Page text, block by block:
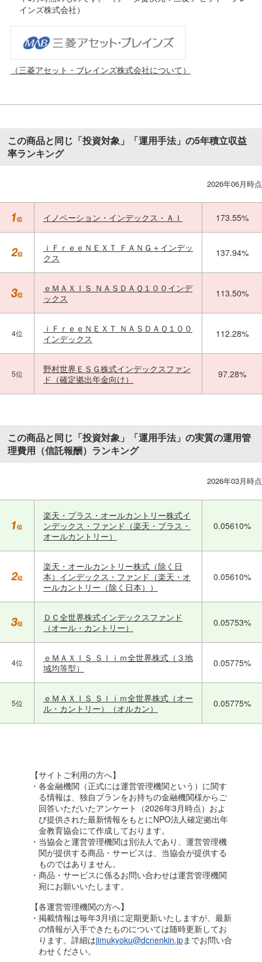
インズ株式会社）
（三菱アセット・ブレインズ株式会社について）
この商品と同じ「投資対象」「運用手法」の5年積立収益
率ランキング
2026年06月時点
イノベーション・インデックス・ＡＩ 173.55%
ｉＦｒｅｅＮＥＸＴ ＦＡＮＧ＋インデッ
クス
137.94%
ｅＭＡＸＩＳ ＮＡＳＤＡＱ１００インデ
ックス
113.50%
4位
ｉＦｒｅｅＮＥＸＴ ＮＡＳＤＡＱ１００
インデックス
112.28%
5位
野村世界ＥＳＧ株式インデックスファン
ド（確定拠出年金向け）
97.28%
この商品と同じ「投資対象」「運用手法」の実質の運用管
理費用（信託報酬）ランキング
2026年03月時点
楽天・プラス・オールカントリー株式イ
ンデックス・ファンド（楽天・プラス・
オールカントリー）
0.05610%
楽天・オールカントリー株式（除く日
本）インデックス・ファンド（楽天・オ
ールカントリー（除く日本））
0.05610%
ＤＣ全世界株式インデックスファンド
（オール・カントリー）
0.05753%
4位
ｅＭＡＸＩＳ Ｓｌｉｍ全世界株式（３地
域均等型）
0.05775%
5位
ｅＭＡＸＩＳ Ｓｌｉｍ全世界株式（オー
ル・カントリー）（オルカン）
0.05775%
【サイトご利用の方へ】
・各金融機関（正式には運営管理機関という）に関す
る情報は、独自プランをお持ちの金融機関様からご
回答いただいたアンケート（2026年3月時点）およ
び提供された最新情報をもとにNPO法人確定拠出年
金教育協会にて作成しております。
・当協会と運営管理機関は別法人であり、運営管理機
関が提供する商品・サービスは、当協会が提供する
ものではありません。
・商品・サービスに係るお問い合わせは運営管理機関
宛にお願いいたします。
【各運営管理機関の方へ】
・掲載情報は毎年3月頃に定期更新いたしますが、最新
の情報が入手できたものについては随時更新してお
ります。詳細はjimukyoku@dcnenkin.jpまでお問い合
わせください。